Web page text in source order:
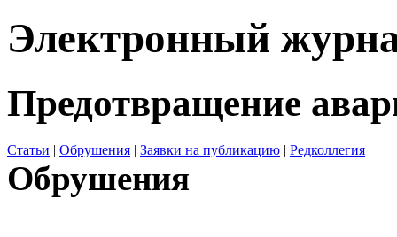
Электронный
Предотвращение
Статьи | Обрушения | Заявки на публикацию | Редколлегия
Обрушения